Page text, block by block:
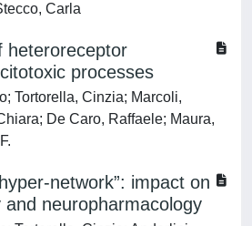
Carla
heteroreceptor
processes
Tortorella, Cinzia; Marcoli,
De Caro, Raffaele; Maura,
network”: impact on
and neuropharmacology